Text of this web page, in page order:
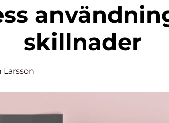
skillnader
Larsson